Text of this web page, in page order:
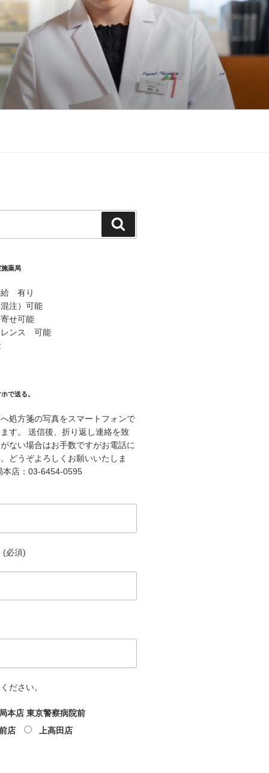
索
薬局
給 有り
注）可能
せ可能
レンス 可能
で送る。
処方箋の写真をスマートフォンで
す。 送信後、折り返し連絡を致
ない場合はお手数ですがお電話に
どうぞよろしくお願いいたしま
本店：03-6454-0595
(必須)
ださい。
本店 東京警察病院前
店
上高田店